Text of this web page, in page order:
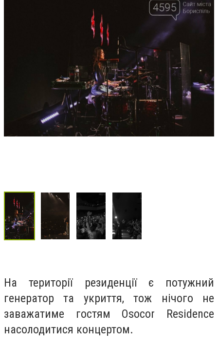
На території резиденції є потужний
генератор та укриття, тож нічого не
заважатиме гостям Osocor Residence
насолодитися концертом.